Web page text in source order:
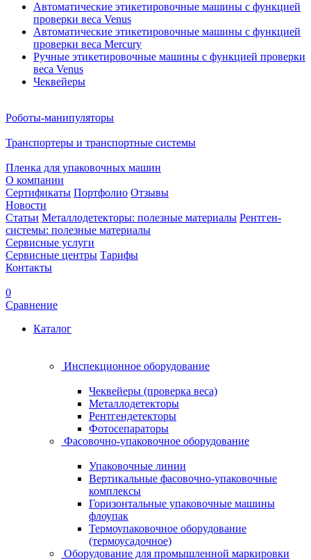
Автоматические этикетировочные машины с функцией
проверки веса Venus
Автоматические этикетировочные машины с функцией
проверки веса Mercury
Ручные этикетировочные машины с функцией проверки
веса Venus
Чеквейеры
Роботы-манипуляторы
Транспортеры и транспортные системы
Пленка для упаковочных машин
О компании
Сертификаты Портфолио Отзывы
Новости
Статьи Металлодетекторы: полезные материалы Рентген-
системы: полезные материалы
Сервисные услуги
Сервисные центры Тарифы
Контакты
0
Сравнение
Каталог
Инспекционное оборудование
Чеквейеры (проверка веса)
Металлодетекторы
Рентгендетекторы
Фотосепараторы
Фасовочно-упаковочное оборудование
Упаковочные линии
Вертикальные фасовочно-упаковочные
комплексы
Горизонтальные упаковочные машины
флоупак
Термоупаковочное оборудование
(термоусадочное)
Оборудование для промышленной маркировки